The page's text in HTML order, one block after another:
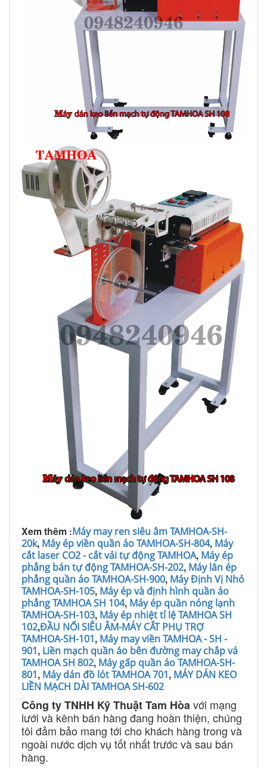
Xem thêm :Máy may ren siêu âm TAMHOA-SH-
20k, Máy ép viền quần áo TAMHOA-SH-804, Máy
cắt laser CO2 - cắt vải tự động TAMHOA, Máy ép
phẳng bán tự động TAMHOA-SH-202, Máy lăn ép
phẳng quần áo TAMHOA-SH-900, Máy Định Vị Nhỏ
TAMHOA-SH-105, Máy ép và định hình quần áo
phẳng TAMHOA SH 104, Máy ép quần nóng lạnh
TAMHOA-SH-103, Máy ép nhiệt tỉ lệ TAMHOA SH
102,ĐẦU NỐI SIÊU ÂM-MÁY CẮT PHỤ TRỢ
TAMHOA-SH-101, Máy may viền TAMHOA - SH -
901, Liền mạch quần áo bên đường may chắp vá
TAMHOA SH 802, Máy gấp quần áo TAMHOA-SH-
801, Máy dán đồ lót TAMHOA 701, MÁY DÁN KEO
LIỀN MẠCH DÀI TAMHOA SH-602
Công ty TNHH Kỹ Thuật Tam Hòavới mạng
lưới và kênh bán hàng đang hoàn thiện, chúng
tôi đảm bảo mang tới cho khách hàng trong và
ngoài nước dịch vụ tốt nhất trước và sau bán
hàng.